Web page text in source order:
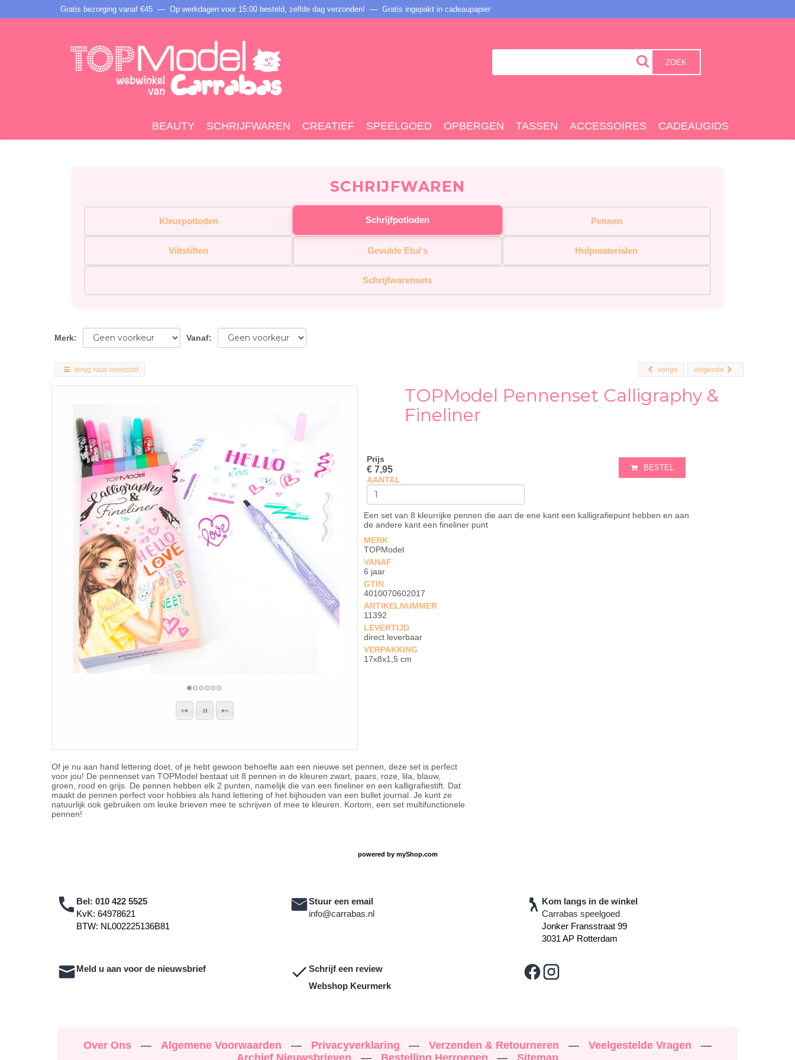
Gratis bezorging vanaf €45 — Op werkdagen voor 15:00 besteld, zelfde dag verzonden! — Gratis ingepakt in cadeaupapier
ZOEK
BEAUTY SCHRIJFWAREN CREATIEF SPEELGOED OPBERGEN TASSEN ACCESSOIRES CADEAUGIDS
SCHRIJFWAREN
Kleurpotloden Schrijfpotloden Pennen
Viltstiften Gevulde Etui's Hulpmaterialen
Schrijfwarensets
Merk: Vanaf:
terug naar overzicht volgende
vorige
TOPModel Pennenset Calligraphy &
Fineliner
Prijs
€ 7,95
AANTAL
BESTEL
Een set van 8 kleurrijke pennen die aan de ene kant een kalligrafiepunt hebben en aan
de andere kant een fineliner punt
MERK
TOPModel
VANAF
6 jaar
GTIN
4010070602017
ARTIKELNUMMER
11392
LEVERTIJD
direct leverbaar
VERPAKKING
17x8x1,5 cm
Of je nu aan hand lettering doet, of je hebt gewoon behoefte aan een nieuwe set pennen, deze set is perfect
voor jou! De pennenset van TOPModel bestaat uit 8 pennen in de kleuren zwart, paars, roze, lila, blauw,
groen, rood en grijs. De pennen hebben elk 2 punten, namelijk die van een fineliner en een kalligrafiestift. Dat
maakt de pennen perfect voor hobbies als hand lettering of het bijhouden van een bullet journal. Je kunt ze
natuurlijk ook gebruiken om leuke brieven mee te schrijven of mee te kleuren. Kortom, een set multifunctionele
pennen!
powered by myShop.com
Bel: 010 422 5525
KvK: 64978621
BTW: NL002225136B81
Stuur een email
info@carrabas.nl
Kom langs in de winkel
Carrabas speelgoed
Jonker Fransstraat 99
3031 AP Rotterdam
Meld u aan voor de nieuwsbrief
Schrijf een review
Webshop Keurmerk
Over Ons — Algemene Voorwaarden — Privacyverklaring — Verzenden & Retourneren — Veelgestelde Vragen
—